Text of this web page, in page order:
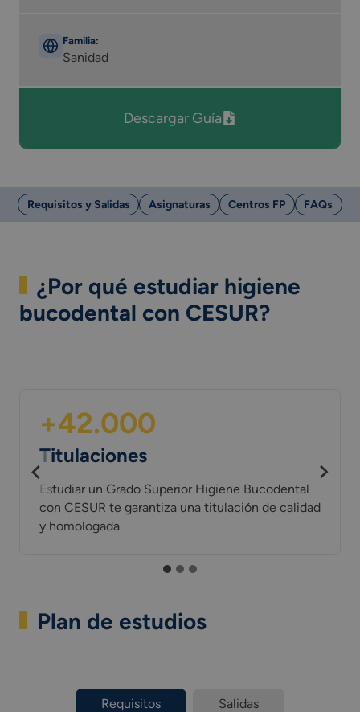
Familia:
Sanidad
Descargar Guía
Requisitos y Salidas Asignaturas Centros FP FAQs
¿Por qué estudiar higiene
bucodental con CESUR?
+42.000
Titulaciones
Estudiar un Grado Superior Higiene Bucodental
con CESUR te garantiza una titulación de calidad
y homologada.
Plan de estudios
Requisitos Salidas